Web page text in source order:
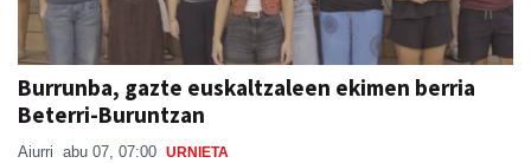
Burrunba, gazte euskaltzaleen ekimen berria
Beterri-Buruntzan
Aiurri abu 07, 07:00 URNIETA